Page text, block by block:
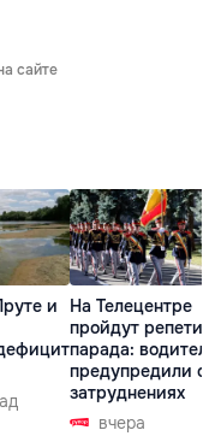
сайте
и
На Телецентре
пройдут
парада:
предупредили о
затруднениях
вчера